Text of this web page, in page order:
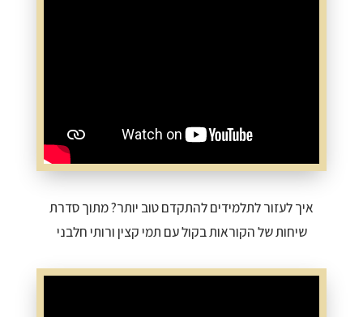
איך לעזור לתלמידים להתקדם טוב יותר? מתוך סדרת
שיחות של הקוראות בקול עם תמי קצין ורותי חלבני